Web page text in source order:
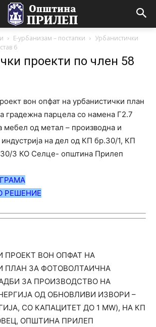
Е-урбанизам – постапки
Урбанистички
6
проекти по член 58
вон опфат на урбанистички план
градежна парцела со намена Г2.7
мебел од метал – производна и
индустрија на дел од КП бр.30/1, КП
3 КО Селце- општина Прилеп
РЕШЕНИЕ
ПРОЕКТ ВОН ОПФАТ НА
ПЛАН ЗА ФОТОВОЛТАИЧНА
ЗА ПРОИЗВОДСТВО НА
ОД ОБНОВЛИВИ ИЗВОРИ –
СО КАПАЦИТЕТ ДО 1 МW), НА КП
ОПШТИНА ПРИЛЕП